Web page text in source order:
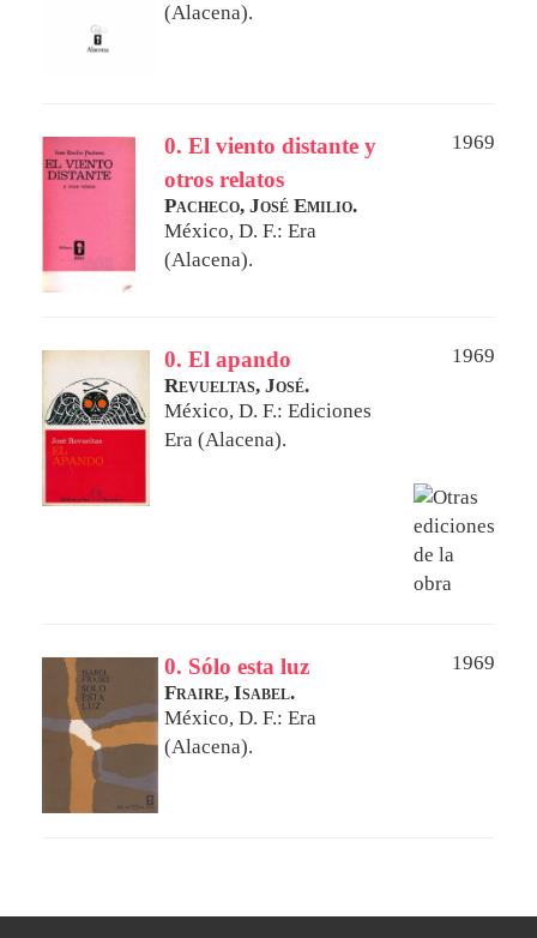
(Alacena).
0. El viento distante y
otros relatos
1969
Pacheco, José Emilio.
México, D. F.: Era
(Alacena).
0. El apando
1969
Revueltas, José.
México, D. F.: Ediciones
Era (Alacena).
0. Sólo esta luz
1969
Fraire, Isabel.
México, D. F.: Era
(Alacena).